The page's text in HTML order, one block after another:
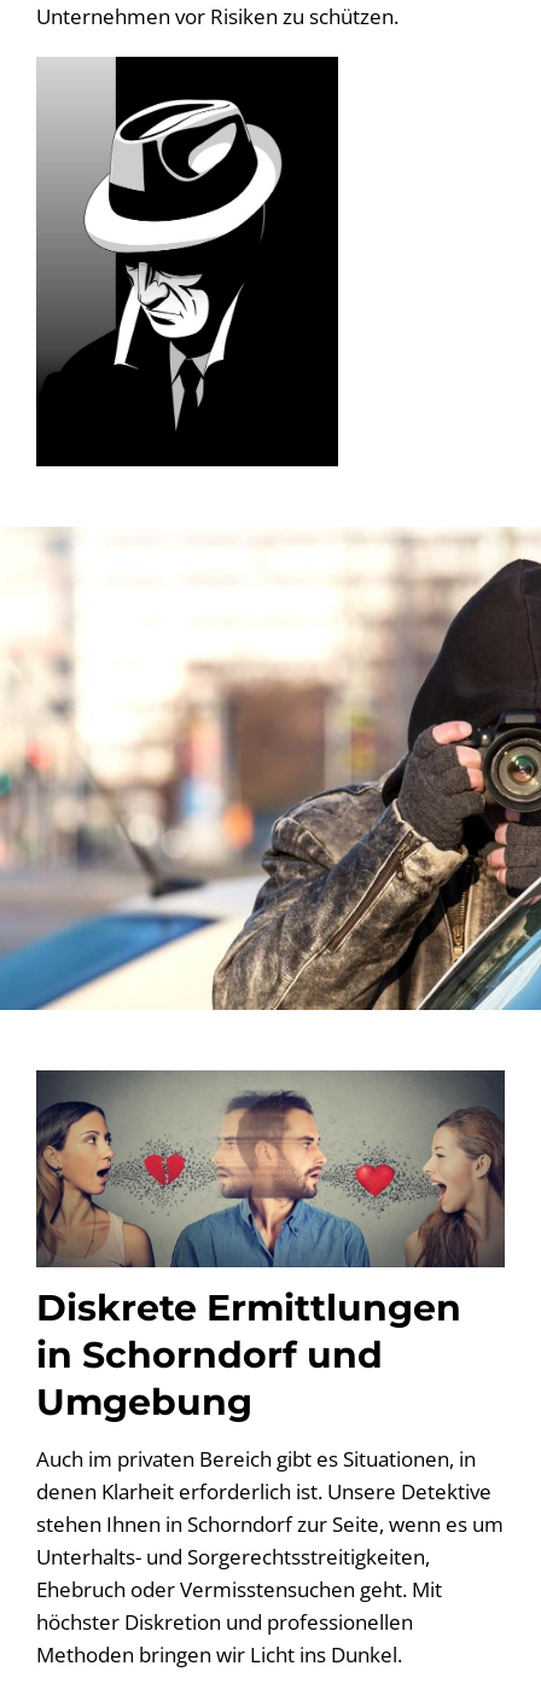
Unternehmen vor Risiken zu schützen.
Diskrete Ermittlungen
in Schorndorf und
Umgebung
Auch im privaten Bereich gibt es Situationen, in
denen Klarheit erforderlich ist. Unsere Detektive
stehen Ihnen in Schorndorf zur Seite, wenn es um
Unterhalts- und Sorgerechtsstreitigkeiten,
Ehebruch oder Vermisstensuchen geht. Mit
höchster Diskretion und professionellen
Methoden bringen wir Licht ins Dunkel.